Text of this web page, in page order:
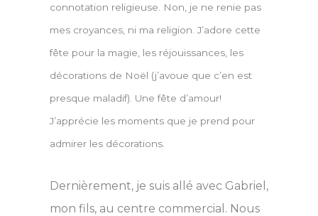
connotation religieuse. Non, je ne renie pas
mes croyances, ni ma religion. J’adore cette
fête pour la magie, les réjouissances, les
décorations de Noël (j’avoue que c’en est
presque maladif). Une fête d’amour!
J’apprécie les moments que je prend pour
admirer les décorations.
Dernièrement, je suis allé avec Gabriel,
mon fils, au centre commercial. Nous